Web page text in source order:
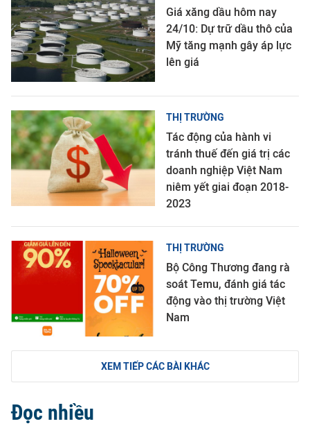
Giá xăng dầu hôm nay
24/10: Dự trữ dầu thô của
Mỹ tăng mạnh gây áp lực
lên giá
THỊ TRƯỜNG
Tác động của hành vi
tránh thuế đến giá trị các
doanh nghiệp Việt Nam
niêm yết giai đoạn 2018-
2023
THỊ TRƯỜNG
Bộ Công Thương đang rà
soát Temu, đánh giá tác
động vào thị trường Việt
Nam
XEM TIẾP CÁC BÀI KHÁC
Đọc nhiều